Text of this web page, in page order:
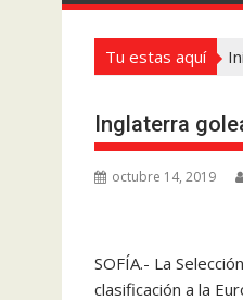
Tu estas aquí
Inglaterra
octubre 14, 2019
SOFÍA.- La
clasificación a la